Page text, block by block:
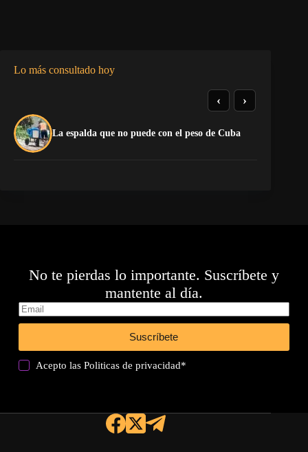
Lo más consultado hoy
La espalda que no puede con el peso de Cuba
‹ ›
No te pierdas lo importante. Suscríbete y
mantente al día.
Suscríbete
Acepto lasPoliticas de privacidad*